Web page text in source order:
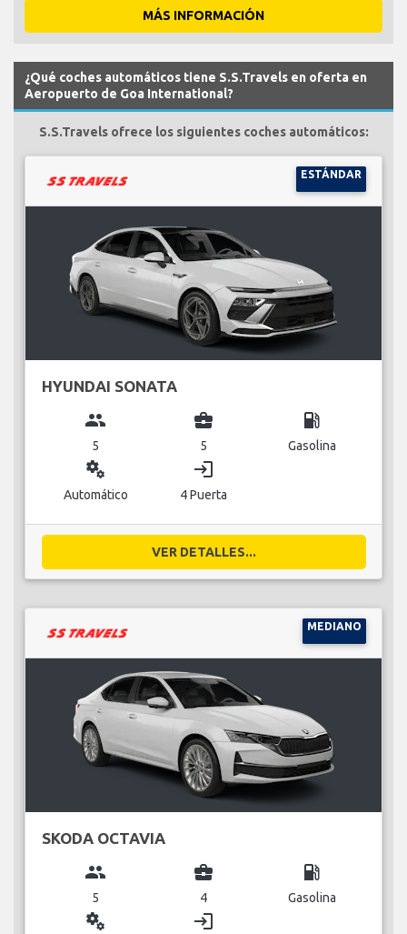
MÁS INFORMACIÓN
¿Qué coches automáticos tiene S.S.Travels en oferta en
Aeropuerto de Goa International?
S.S.Travels ofrece los siguientes coches automáticos:
ESTÁNDAR
HYUNDAI SONATA
group
5
business_center
5
local_gas_station
Gasolina
miscellaneous_services
Automático
login
4 Puerta
VER DETALLES...
MEDIANO
SKODA OCTAVIA
group
5
business_center
4
local_gas_station
Gasolina
miscellaneous_services login